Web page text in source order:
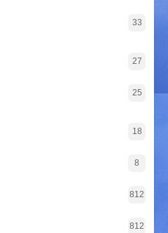
33
27
25
18
8
812
812